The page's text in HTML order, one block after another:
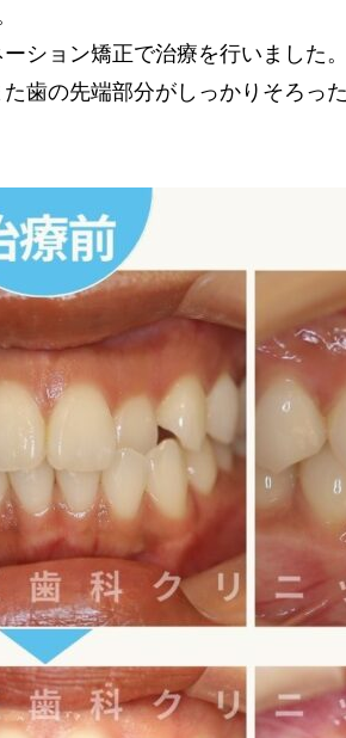
ション矯正で治療を行いました
歯の先端部分がしっかりそろっ